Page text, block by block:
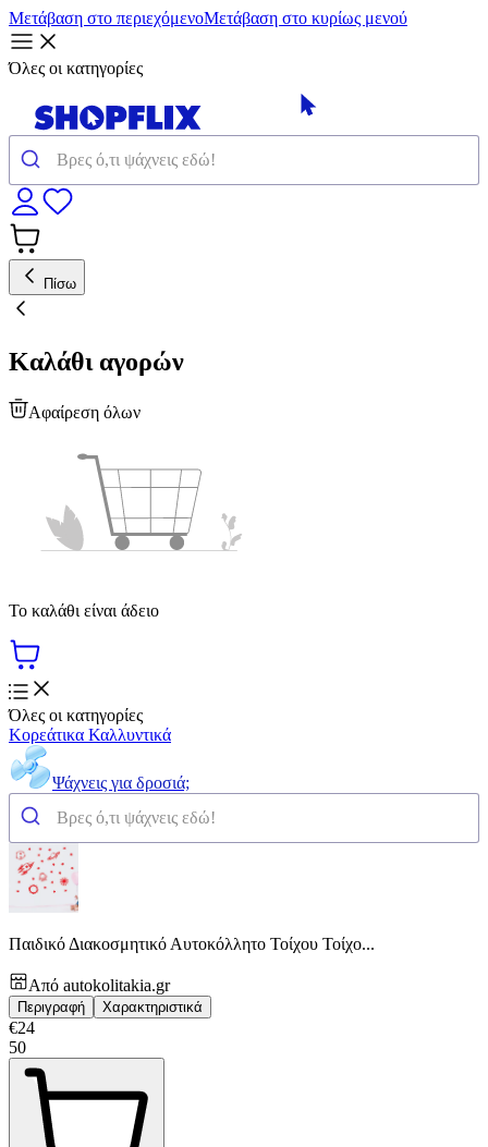
Μετάβαση στο περιεχόμενοΜετάβαση στο κυρίως μενού
Όλες οι κατηγορίες
Πίσω
Καλάθι αγορών
Αφαίρεση όλων
Το καλάθι είναι άδειο
Όλες οι κατηγορίες
Κορεάτικα Καλλυντικά
Ψάχνεις για δροσιά;
Παιδικό Διακοσμητικό Αυτοκόλλητο Τοίχου Τοίχο...
Από autokolitakia.gr
Περιγραφή Χαρακτηριστικά
€24
50